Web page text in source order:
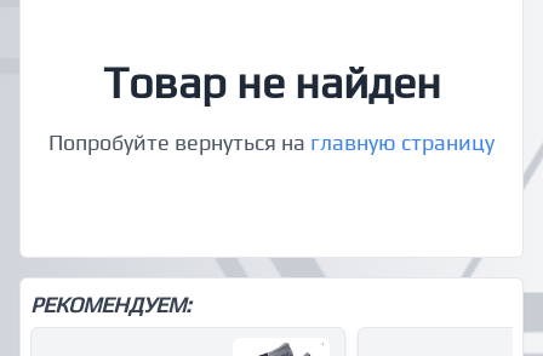
Товар не найден
Попробуйте вернуться на главную страницу
РЕКОМЕНДУЕМ: